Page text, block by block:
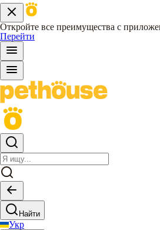
Откройте все преимущества с
Перейти
Найти
Укр